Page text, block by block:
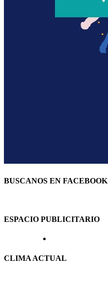
BUSCANOS EN FACEBOOK
ESPACIO PUBLICITARIO
CLIMA ACTUAL